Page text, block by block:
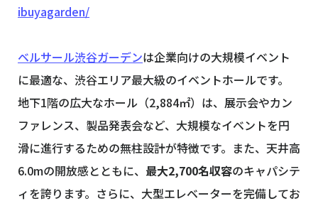
ibuyagarden/
ベルサール渋谷ガーデンは企業向けの大規模イベント
に最適な、渋谷エリア最大級のイベントホールです。
地下1階の広大なホール（2,884㎡）は、展示会やカン
ファレンス、製品発表会など、大規模なイベントを円
滑に進行するための無柱設計が特徴です。また、天井高
6.0mの開放感とともに、 最大2,700名収容のキャパシテ
ィを誇ります。さらに、大型エレベーターを完備してお